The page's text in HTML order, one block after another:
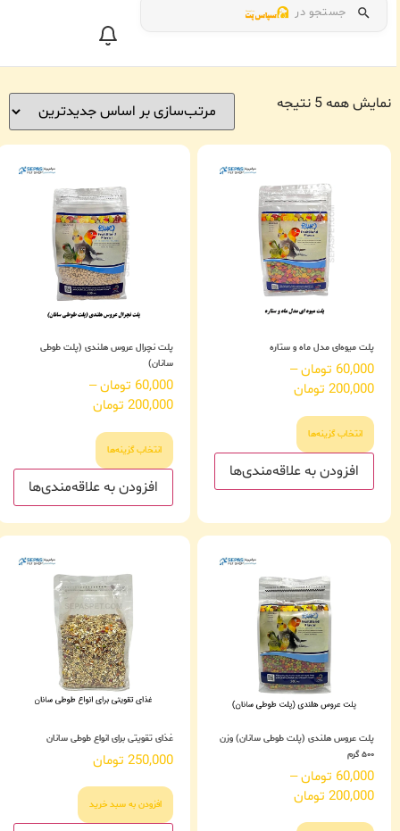
جستجو در
نمایش همه 5 نتیجه
پلت میوه‌ای مدل ماه و ستاره
60,000 تومان –
200,000 تومان
انتخاب گزینه‌ها
افزودن به علاقه‌مندی‌ها
پلت نچرال عروس هلندی (پلت طوطی
سانان)
60,000 تومان –
200,000 تومان
انتخاب گزینه‌ها
افزودن به علاقه‌مندی‌ها
پلت عروس هلندی (پلت طوطی سانان) وزن
۵۰۰ گرم
60,000 تومان –
200,000 تومان
غذای تقویتی برای انواع طوطی سانان
250,000 تومان
افزودن به سبد خرید